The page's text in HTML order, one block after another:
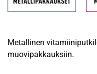
Metallinen
muovipakkauksiin.